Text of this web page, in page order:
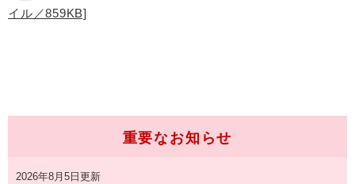
イル／859KB]
重要なお知らせ
2026年8月5日更新